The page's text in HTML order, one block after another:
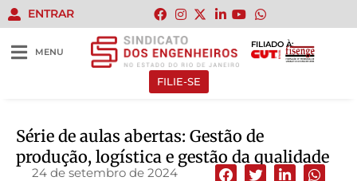
ENTRAR
MENU
FILIADO À:
FILIE-SE
Série de aulas abertas: Gestão de
produção, logística e gestão da qualidade
24 de setembro de 2024